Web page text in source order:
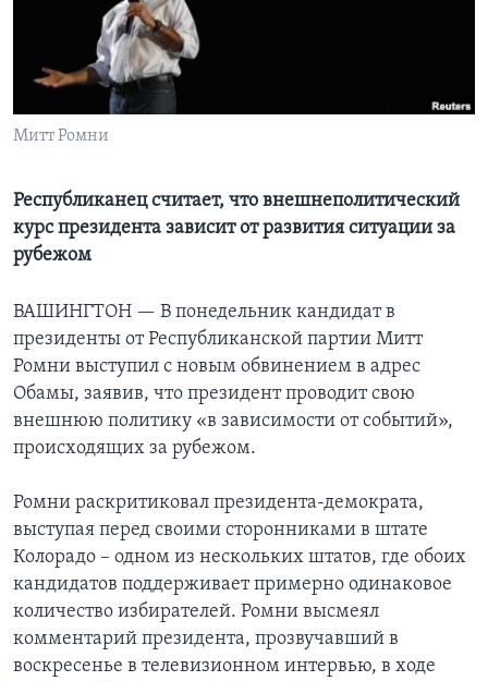
Learning English
СОЦИАЛЬНЫЕ СЕТИ
Языки
Митт Ромни
Республиканец считает, что внешнеполитический
курс президента зависит от развития ситуации за
рубежом
ВАШИНГТОН — В понедельник кандидат в
президенты от Республиканской партии Митт
Ромни выступил с новым обвинением в адрес
Обамы, заявив, что президент проводит свою
внешнюю политику «в зависимости от событий»,
происходящих за рубежом.
Ромни раскритиковал президента-демократа,
выступая перед своими сторонниками в штате
Колорадо – одном из нескольких штатов, где обоих
кандидатов поддерживает примерно одинаковое
количество избирателей. Ромни высмеял
комментарий президента, прозвучавший в
воскресенье в телевизионном интервью, в ходе